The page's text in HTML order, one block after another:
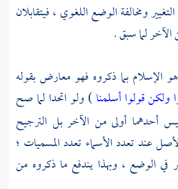
ومخالفة الوضع اللغوي ، فيتقابلان
لما سبق .
الإسلام بما ذكروه فهو معارض بقوله
ولكن قولوا أسلمنا) ولو اتحدا لما صح
أحدهما أولى من الآخر بل الترجيح
عند تعدد الأسماء تعدد المسميات ؛
في الوضع ، وبهذا يندفع ما ذكروه من